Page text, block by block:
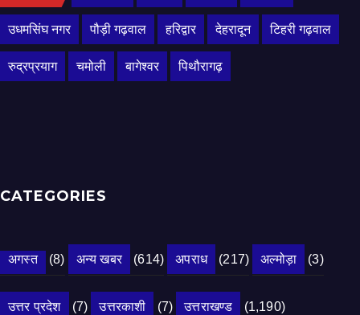
उधमसिंघ नगर पौड़ी गढ़वाल हरिद्वार देहरादून टिहरी गढ़वाल
रुद्रप्रयाग चमोली बागेश्वर पिथौरागढ़
CATEGORIES
अगस्त (8) अन्य खबर (614) अपराध (217) अल्मोड़ा (3)
उत्तर प्रदेश (7) उत्तरकाशी (7) उत्तराखण्ड (1,190)